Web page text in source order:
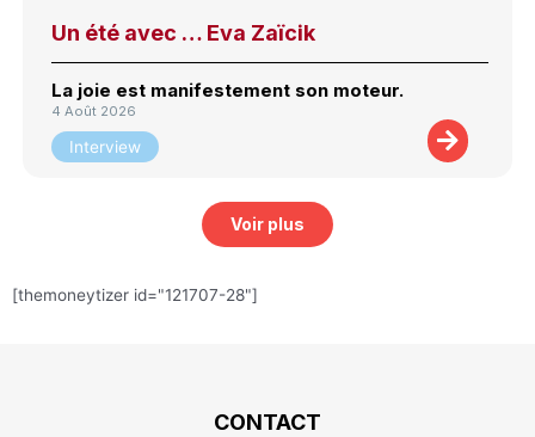
Un été avec … Eva Zaïcik
La joie est manifestement son moteur.
4 Août 2026
Interview
Voir plus
[themoneytizer id="121707-28"]
CONTACT